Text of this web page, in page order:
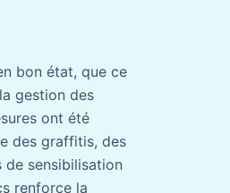
bon état, que ce
gestion des
ont été
des graffitis, des
sensibilisation
renforce la